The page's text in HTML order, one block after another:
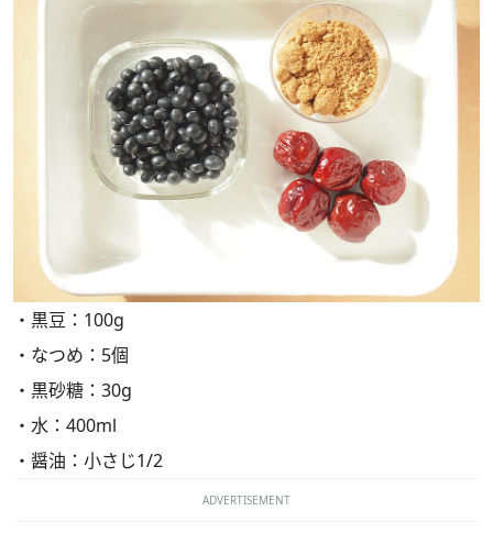
・黒豆：100g
・なつめ：5個
・黒砂糖：30g
・水：400ml
・醤油：小さじ1/2
ADVERTISEMENT